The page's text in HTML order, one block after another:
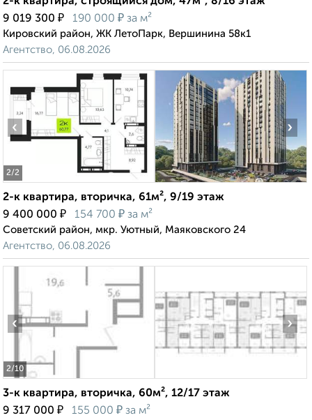
9 019 300 ₽ 190 000 ₽ за м²
Кировский район, ЖК ЛетоПарк, Вершинина 58к1
Агентство, 06.08.2026
2/2
‹ ›
2-к квартира, вторичка, 61м², 9/19 этаж
9 400 000 ₽ 154 700 ₽ за м²
Советский район, мкр. Уютный, Маяковского 24
Агентство, 06.08.2026
2/10
‹ ›
3-к квартира, вторичка, 60м², 12/17 этаж
9 317 000 ₽ 155 000 ₽ за м²